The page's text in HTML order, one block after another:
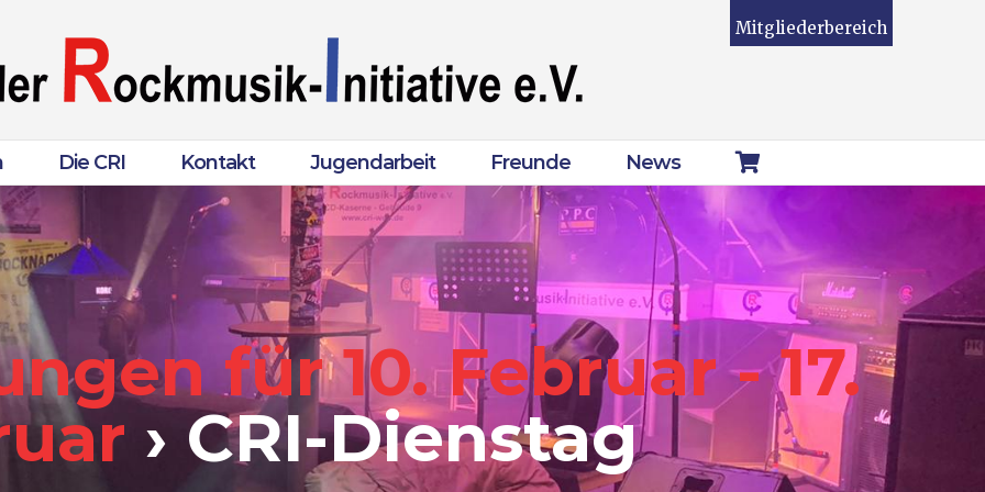
Mitgliederbereich
Die CRI Kontakt Jugendarbeit Freunde News
für 10. Februar - 17.
› CRI-Dienstag